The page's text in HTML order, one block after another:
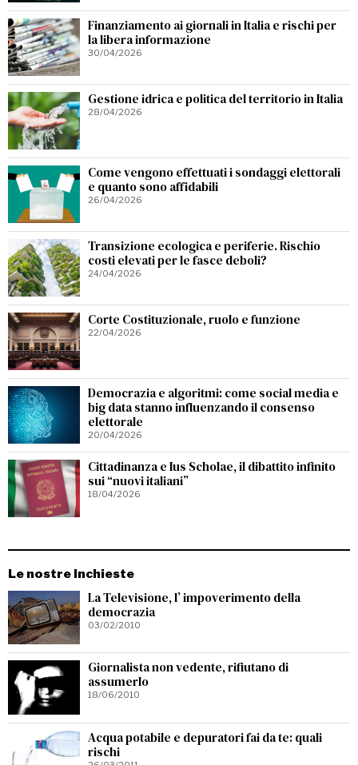
Finanziamento ai giornali in Italia e rischi per
la libera informazione
30/04/2026
Gestione idrica e politica del territorio in Italia
28/04/2026
Come vengono effettuati i sondaggi elettorali
e quanto sono affidabili
26/04/2026
Transizione ecologica e periferie. Rischio
costi elevati per le fasce deboli?
24/04/2026
Corte Costituzionale, ruolo e funzione
22/04/2026
Democrazia e algoritmi: come social media e
big data stanno influenzando il consenso
elettorale
20/04/2026
Cittadinanza e Ius Scholae, il dibattito infinito
sui “nuovi italiani”
18/04/2026
Le nostre Inchieste
La Televisione, l’ impoverimento della
democrazia
03/02/2010
Giornalista non vedente, rifiutano di
assumerlo
18/06/2010
Acqua potabile e depuratori fai da te: quali
rischi